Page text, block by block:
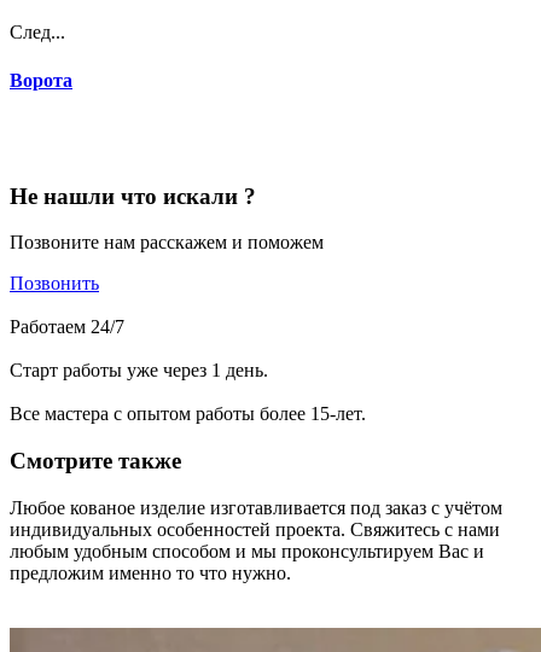
След...
Ворота
Не нашли что искали ?
Позвоните нам расскажем и поможем
Позвонить
Работаем 24/7
Старт работы уже через 1 день.
Все мастера с опытом работы более 15-лет.
Смотрите также
Любое кованое изделие изготавливается под заказ с учётом
индивидуальных особенностей проекта. Свяжитесь с нами
любым удобным способом и мы проконсультируем Вас и
предложим именно то что нужно.